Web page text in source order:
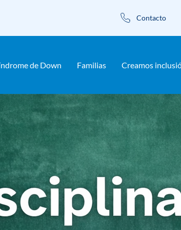
de Down Familias Creamos
Contacto
sobre